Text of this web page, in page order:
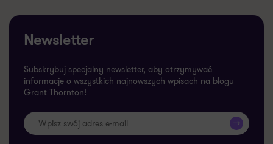
Newsletter
Subskrybuj specjalny newsletter, aby otrzymywać
informacje o wszystkich najnowszych wpisach na blogu
Grant Thornton!
>>